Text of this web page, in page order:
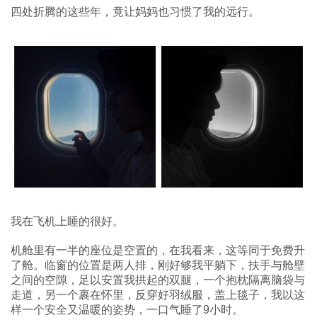
四处折腾的这些年，竟让妈妈也习惯了我的远行。
我在飞机上睡的很好。
机舱里有一半的座位是空置的，在我看来，这等同于免费升
了舱。临窗的位置是两人排，刚好够我平躺下，扶手与舱壁
之间的空隙，足以安置我拱起的双腿，一个抱枕隔离脑袋与
走道，另一个裹在怀里，反穿好羽绒服，盖上毯子，我以这
样一个安全又温暖的姿势，一口气睡了9小时。